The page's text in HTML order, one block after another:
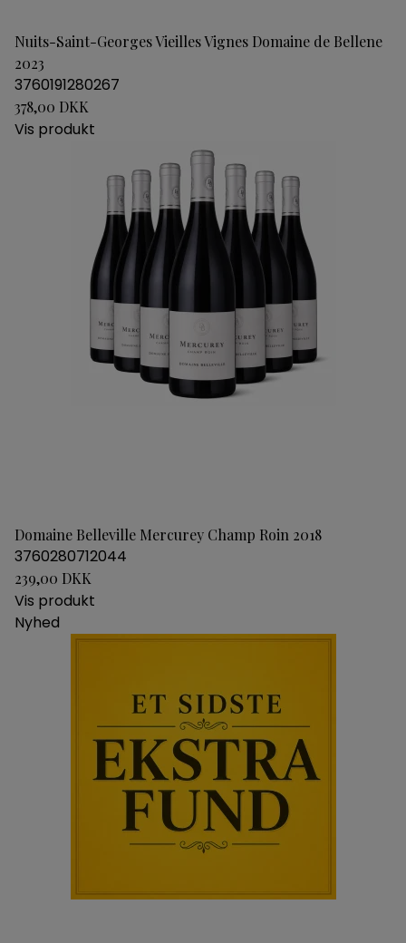
Nuits-Saint-Georges Vieilles Vignes Domaine de Bellene
2023
3760191280267
378,00 DKK
Vis produkt
Domaine Belleville Mercurey Champ Roin 2018
3760280712044
239,00 DKK
Vis produkt
Nyhed